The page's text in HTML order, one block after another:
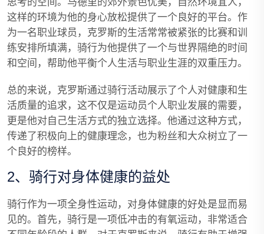
这样的环境为他的身心放松提供了一个良好的平台。作
为一名职业球员，克罗斯的生活常常被紧张的比赛和训
练安排所填满，骑行为他提供了一个与世界隔绝的时间
和空间，帮助他平衡个人生活与职业生涯的双重压力。
总的来说，克罗斯通过骑行活动展示了个人对健康和生
活质量的追求，这不仅是运动员个人职业发展的需要，
更是他对自己生活方式的独立选择。他通过这种方式，
传递了积极向上的健康理念，也为粉丝和大众树立了一
个良好的榜样。
2、骑行对身体健康的益处
骑行作为一项全身性运动，对身体健康的好处是显而易
见的。首先，骑行是一项低冲击的有氧运动，非常适合